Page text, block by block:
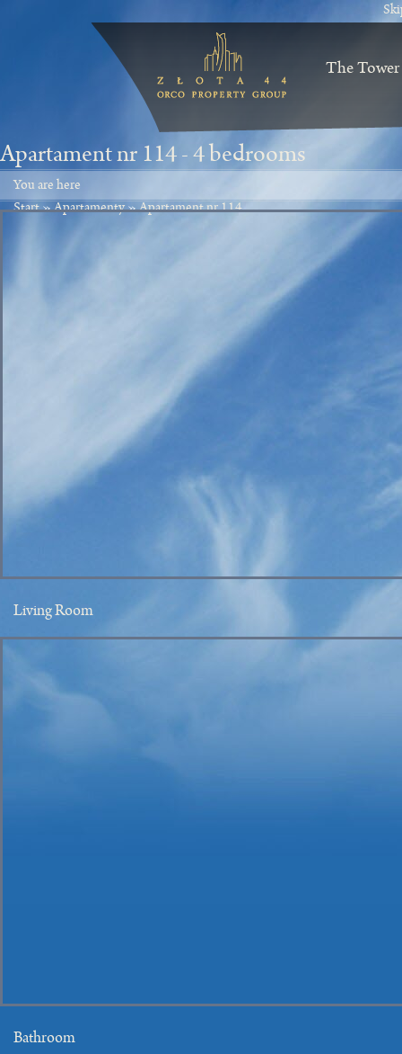
The Tower
Apartament nr 114 - 4 bedrooms
You are here
Start»Apartamenty»Apartament nr 114
Living Room
Bathroom